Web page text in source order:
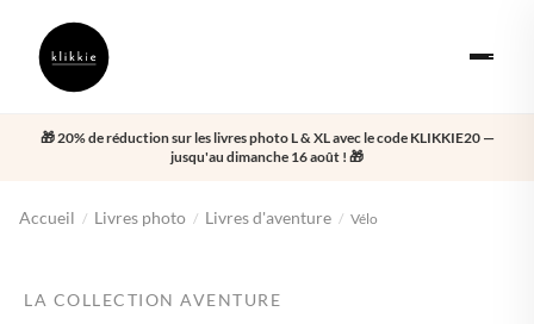
🎁 20% de réduction sur les livres photo L & XL avec le code KLIKKIE20 —
jusqu'au dimanche 16 août ! 🎁
Accueil / Livres photo / Livres d'aventure / Vélo
LA COLLECTION AVENTURE